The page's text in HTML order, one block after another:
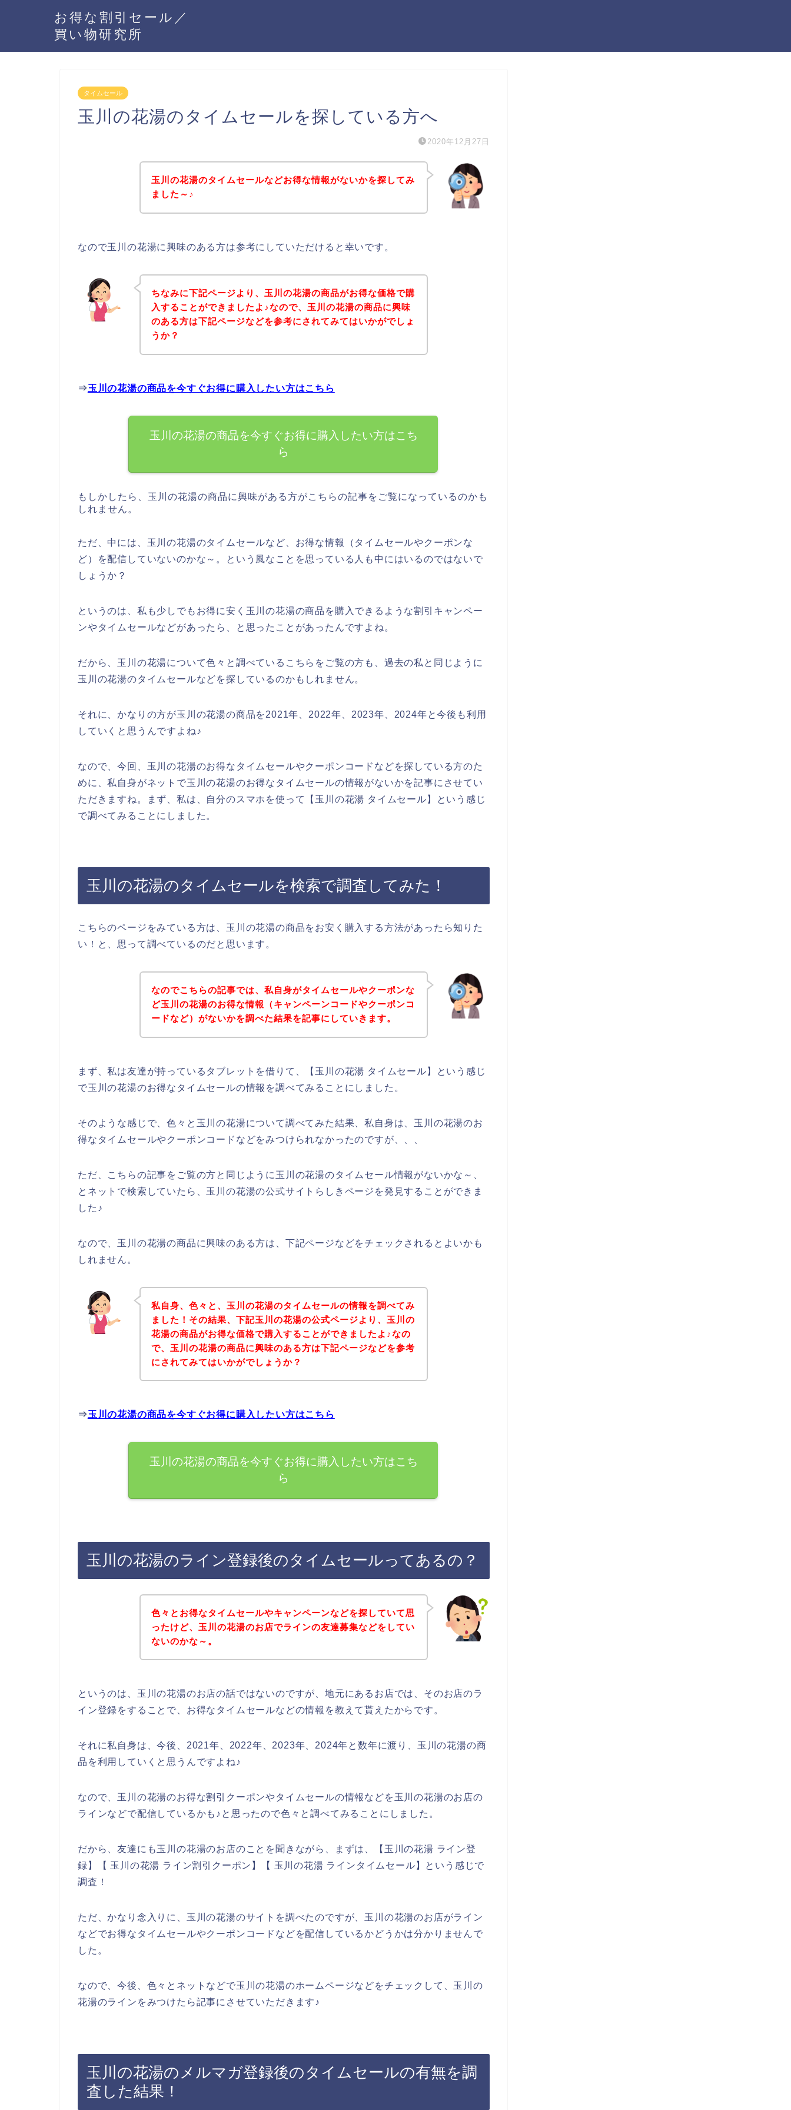
お得な割引セール／
買い物研究所
タイムセール
玉川の花湯のタイムセールを探している方へ
2020年12月27日
玉川の花湯のタイムセールなどお得な情報がないかを探してみ
ました～♪
なので玉川の花湯に興味のある方は参考にしていただけると幸いです。
ちなみに下記ページより、玉川の花湯の商品がお得な価格で購
入することができましたよ♪なので、玉川の花湯の商品に興味
のある方は下記ページなどを参考にされてみてはいかがでしょ
うか？
⇒玉川の花湯の商品を今すぐお得に購入したい方はこちら
玉川の花湯の商品を今すぐお得に購入したい方はこち
ら
もしかしたら、玉川の花湯の商品に興味がある方がこちらの記事をご覧になっているのかも
しれません。
ただ、中には、玉川の花湯のタイムセールなど、お得な情報（タイムセールやクーポンな
ど）を配信していないのかな～。という風なことを思っている人も中にはいるのではないで
しょうか？
というのは、私も少しでもお得に安く玉川の花湯の商品を購入できるような割引キャンペー
ンやタイムセールなどがあったら、と思ったことがあったんですよね。
だから、玉川の花湯について色々と調べているこちらをご覧の方も、過去の私と同じように
玉川の花湯のタイムセールなどを探しているのかもしれません。
それに、かなりの方が玉川の花湯の商品を2021年、2022年、2023年、2024年と今後も利用
していくと思うんですよね♪
なので、今回、玉川の花湯のお得なタイムセールやクーポンコードなどを探している方のた
めに、私自身がネットで玉川の花湯のお得なタイムセールの情報がないかを記事にさせてい
ただきますね。まず、私は、自分のスマホを使って【玉川の花湯 タイムセール】という感じ
で調べてみることにしました。
玉川の花湯のタイムセールを検索で調査してみた！
こちらのページをみている方は、玉川の花湯の商品をお安く購入する方法があったら知りた
い！と、思って調べているのだと思います。
なのでこちらの記事では、私自身がタイムセールやクーポンな
ど玉川の花湯のお得な情報（キャンペーンコードやクーポンコ
ードなど）がないかを調べた結果を記事にしていきます。
まず、私は友達が持っているタブレットを借りて、【玉川の花湯 タイムセール】という感じ
で玉川の花湯のお得なタイムセールの情報を調べてみることにしました。
そのような感じで、色々と玉川の花湯について調べてみた結果、私自身は、玉川の花湯のお
得なタイムセールやクーポンコードなどをみつけられなかったのですが、、、
ただ、こちらの記事をご覧の方と同じように玉川の花湯のタイムセール情報がないかな～、
とネットで検索していたら、玉川の花湯の公式サイトらしきページを発見することができま
した♪
なので、玉川の花湯の商品に興味のある方は、下記ページなどをチェックされるとよいかも
しれません。
私自身、色々と、玉川の花湯のタイムセールの情報を調べてみ
ました！その結果、下記玉川の花湯の公式ページより、玉川の
花湯の商品がお得な価格で購入することができましたよ♪なの
で、玉川の花湯の商品に興味のある方は下記ページなどを参考
にされてみてはいかがでしょうか？
⇒玉川の花湯の商品を今すぐお得に購入したい方はこちら
玉川の花湯の商品を今すぐお得に購入したい方はこち
ら
玉川の花湯のライン登録後のタイムセールってあるの？
色々とお得なタイムセールやキャンペーンなどを探していて思
ったけど、玉川の花湯のお店でラインの友達募集などをしてい
ないのかな～。
というのは、玉川の花湯のお店の話ではないのですが、地元にあるお店では、そのお店のラ
イン登録をすることで、お得なタイムセールなどの情報を教えて貰えたからです。
それに私自身は、今後、2021年、2022年、2023年、2024年と数年に渡り、玉川の花湯の商
品を利用していくと思うんですよね♪
なので、玉川の花湯のお得な割引クーポンやタイムセールの情報などを玉川の花湯のお店の
ラインなどで配信しているかも♪と思ったので色々と調べてみることにしました。
だから、友達にも玉川の花湯のお店のことを聞きながら、まずは、【玉川の花湯 ライン登
録】【 玉川の花湯 ライン割引クーポン】【 玉川の花湯 ラインタイムセール】という感じで
調査！
ただ、かなり念入りに、玉川の花湯のサイトを調べたのですが、玉川の花湯のお店がライン
などでお得なタイムセールやクーポンコードなどを配信しているかどうかは分かりませんで
した。
なので、今後、色々とネットなどで玉川の花湯のホームページなどをチェックして、玉川の
花湯のラインをみつけたら記事にさせていただきます♪
玉川の花湯のメルマガ登録後のタイムセールの有無を調
査した結果！